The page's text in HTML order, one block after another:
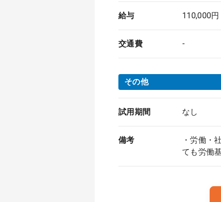
給与 110,000
交通費 -
その他
試用期間 なし
備考
・労働・
ても労働